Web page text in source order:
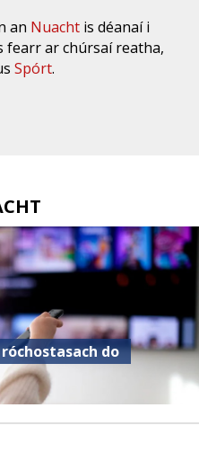
an Nuacht is déanaí i
fearr ar chúrsaí reatha,
Spórt.
do